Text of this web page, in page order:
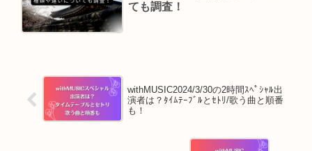
ても調査！
withMUSIC2024/3/30の2時間ｽﾍﾟｼｬﾙ出
演者は？ﾀｲﾑﾃｰﾌﾞﾙとｾﾄﾘ/歌う曲と順番
も！